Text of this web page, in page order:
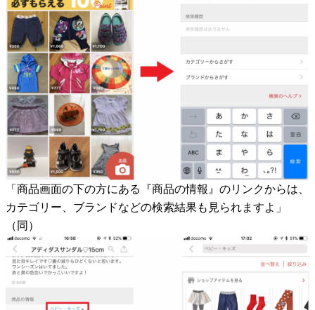
「商品画面の下の方にある『商品の情報』のリンクからは、
カテゴリー、ブランドなどの検索結果も見られますよ」
（同）